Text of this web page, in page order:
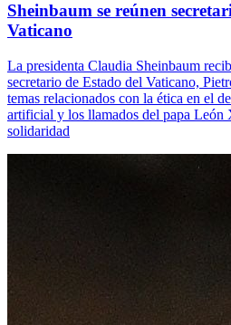
Sheinbaum se reúnen
Vaticano
La presidenta Claudia Sheinbaum
secretario de Estado del Vaticano,
temas relacionados con la ética en el
artificial y los llamados del papa León
solidaridad